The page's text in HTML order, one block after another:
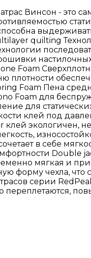
Винсон - это
quilting
Foam
плотности
Foam Пена
Foam для
для
клей под
экологичен,
в себе
Double
мягкая и
форму чехла,
серии
переплетаются,